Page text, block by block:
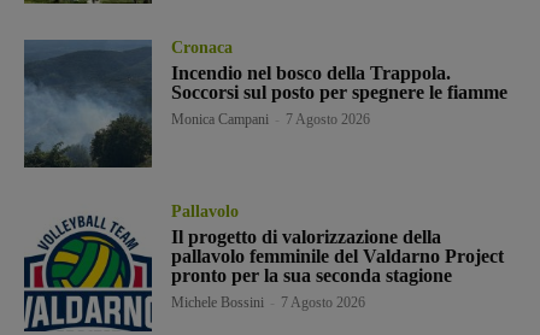
Cronaca
Incendio nel bosco della Trappola.
Soccorsi sul posto per spegnere le fiamme
Monica Campani 7 Agosto 2026
Pallavolo
Il progetto di valorizzazione della
pallavolo femminile del Valdarno Project
pronto per la sua seconda stagione
Michele Bossini 7 Agosto 2026